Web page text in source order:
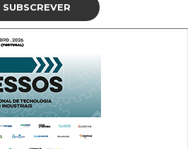
SUBSCREVER